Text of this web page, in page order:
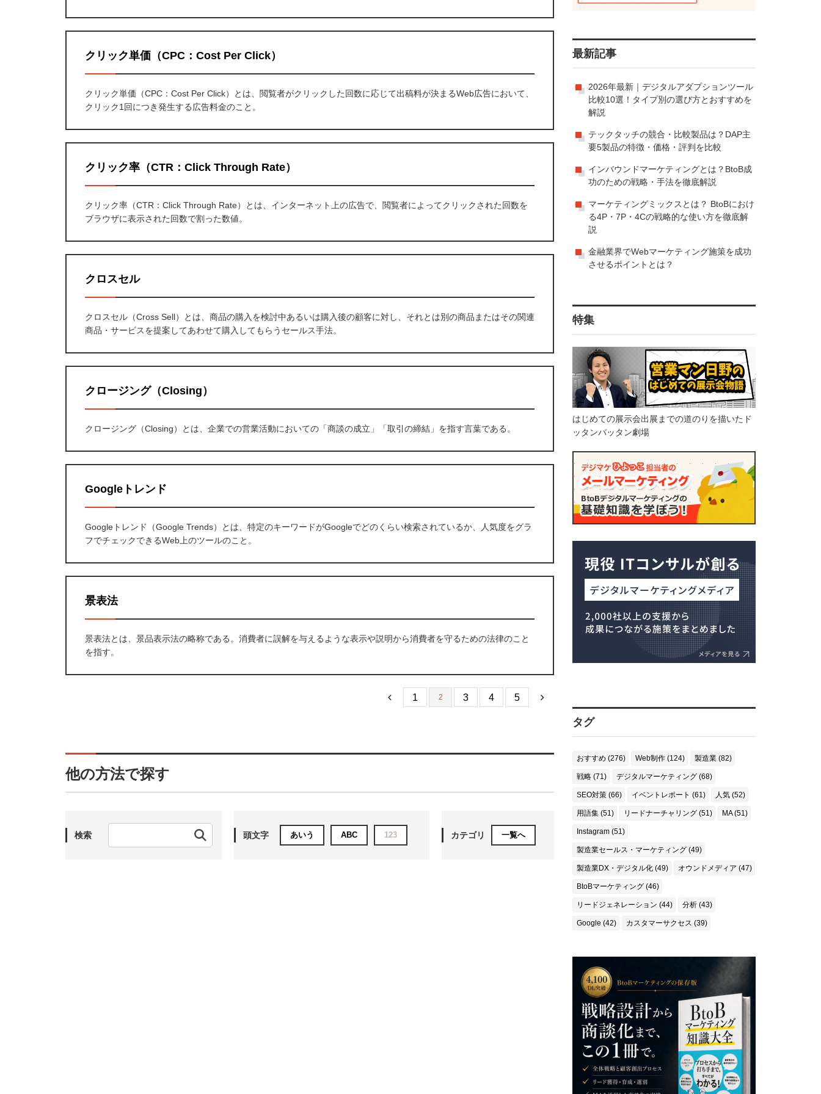
クリック単価（CPC：Cost Per Click）
クリック単価（CPC：Cost Per Click）とは、閲覧者がクリックした回数に応じて出稿料が決まるWeb広告において、
クリック1回につき発生する広告料金のこと。
クリック率（CTR：Click Through Rate）
クリック率（CTR：Click Through Rate）とは、インターネット上の広告で、閲覧者によってクリックされた回数を
ブラウザに表示された回数で割った数値。
クロスセル
クロスセル（Cross Sell）とは、商品の購入を検討中あるいは購入後の顧客に対し、それとは別の商品またはその関連
商品・サービスを提案してあわせて購入してもらうセールス手法。
クロージング（Closing）
クロージング（Closing）とは、企業での営業活動においての「商談の成立」「取引の締結」を指す言葉である。
Googleトレンド
Googleトレンド（Google Trends）とは、特定のキーワードがGoogleでどのくらい検索されているか、人気度をグラ
フでチェックできるWeb上のツールのこと。
景表法
景表法とは、景品表示法の略称である。消費者に誤解を与えるような表示や説明から消費者を守るための法律のこと
を指す。
1 2 3 4 5
他の方法で探す
検索 頭文字 あいう ABC 123 カテゴリ 一覧へ
最新記事
2026年最新｜デジタルアダプションツール
比較10選！タイプ別の選び方とおすすめを
解説
テックタッチの競合・比較製品は？DAP主
要5製品の特徴・価格・評判を比較
インバウンドマーケティングとは？BtoB成
功のための戦略・手法を徹底解説
マーケティングミックスとは？ BtoBにおけ
る4P・7P・4Cの戦略的な使い方を徹底解
説
金融業界でWebマーケティング施策を成功
させるポイントとは？
特集
はじめての展示会出展までの道のりを描いたド
ッタンバッタン劇場
タグ
おすすめ (276) Web制作 (124) 製造業 (82)
戦略 (71) デジタルマーケティング (68)
SEO対策 (66) イベントレポート (61) 人気 (52)
用語集 (51) リードナーチャリング (51) MA (51)
Instagram (51)
製造業セールス・マーケティング (49)
製造業DX・デジタル化 (49) オウンドメディア (47)
BtoBマーケティング (46)
リードジェネレーション (44) 分析 (43)
Google (42) カスタマーサクセス (39)